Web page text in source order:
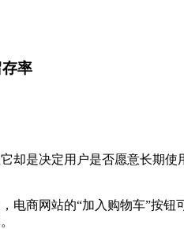
率
却是决定用户是否愿意长期
商网站的“加入购物车”按钮